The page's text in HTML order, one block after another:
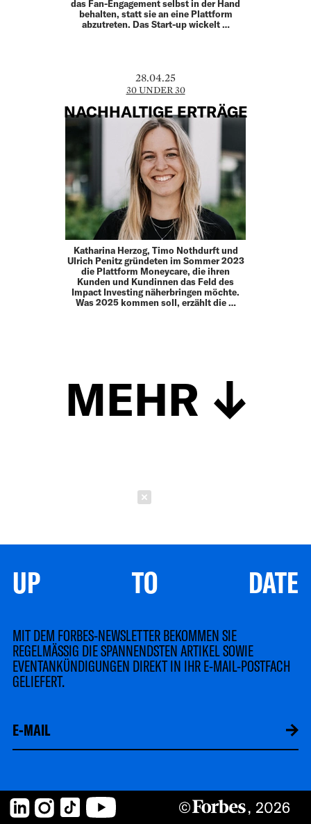
das Fan-Engagement selbst in der Hand
behalten, statt sie an eine Plattform
abzutreten. Das Start-up wickelt …
28.04.25
30 UNDER 30
NACHHALTIGE ERTRÄGE
Katharina Herzog, Timo Nothdurft und
Ulrich Penitz gründeten im Sommer 2023
die Plattform Moneycare, die ihren
Kunden und Kundinnen das Feld des
Impact Investing näherbringen möchte.
Was 2025 kommen soll, erzählt die …
MEHR
UP TO DATE
MIT DEM FORBES-NEWSLETTER BEKOMMEN SIE
REGELMÄSSIG DIE SPANNENDSTEN ARTIKEL SOWIE
EVENTANKÜNDIGUNGEN DIREKT IN IHR E-MAIL-POSTFACH
GELIEFERT.
LinkedInInstagram
TikTok